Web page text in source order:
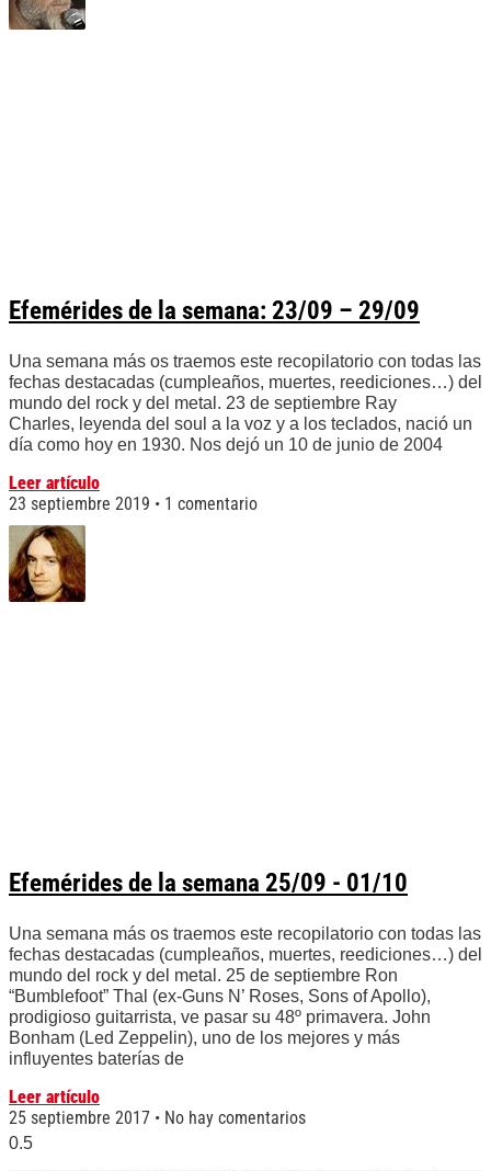
Efemérides de la semana: 23/09 – 29/09
Una semana más os traemos este recopilatorio con todas las
fechas destacadas (cumpleaños, muertes, reediciones…) del
mundo del rock y del metal. 23 de septiembre Ray
Charles, leyenda del soul a la voz y a los teclados, nació un
día como hoy en 1930. Nos dejó un 10 de junio de 2004
Leer artículo
23 septiembre 2019
1 comentario
Efemérides de la semana 25/09 - 01/10
Una semana más os traemos este recopilatorio con todas las
fechas destacadas (cumpleaños, muertes, reediciones…) del
mundo del rock y del metal. 25 de septiembre Ron
“Bumblefoot” Thal (ex-Guns N’ Roses, Sons of Apollo),
prodigioso guitarrista, ve pasar su 48º primavera. John
Bonham (Led Zeppelin), uno de los mejores y más
influyentes baterías de
Leer artículo
25 septiembre 2017
No hay comentarios